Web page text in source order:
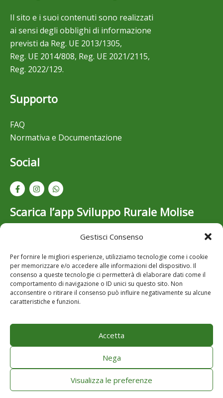
Gestisci Consenso
Per fornire le migliori esperienze, utilizziamo tecnologie come i cookie
per memorizzare e/o accedere alle informazioni del dispositivo. Il
consenso a queste tecnologie ci permetterà di elaborare dati come il
comportamento di navigazione o ID unici su questo sito. Non
acconsentire o ritirare il consenso può influire negativamente su alcune
caratteristiche e funzioni.
Accetta
Nega
Visualizza le preferenze
Il sito e i suoi contenuti sono realizzati
ai sensi degli obblighi di informazione
previsti da Reg. UE 2013/1305,
Reg. UE 2014/808, Reg. UE 2021/2115,
Reg. 2022/129.
Supporto
FAQ
Normativa e Documentazione
Social
Scarica l’app Sviluppo Rurale Molise
Resta aggiornato su bandi, opportunità e novità dello
per iOS e Android..
Privacy
Cookie Policy
Copyright © 2026 Sviluppo Rurale Molise. Powered by